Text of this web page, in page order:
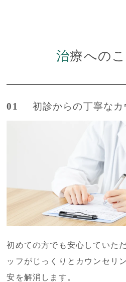
治療への
01 初診からの丁寧な
初めての方でも安心していた
ッフがじっくりとカウンセリ
安を解消します。